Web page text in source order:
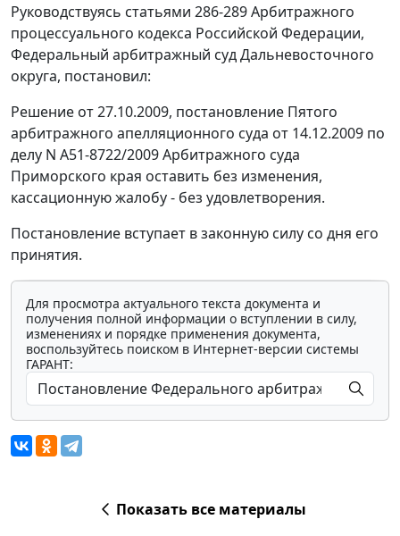
Руководствуясь статьями 286-289Арбитражного
процессуального кодекса Российской Федерации,
Федеральный арбитражный суд Дальневосточного
округа, постановил:
Решение от 27.10.2009, постановление Пятого
арбитражного апелляционного суда от 14.12.2009 по
делу N А51-8722/2009 Арбитражного суда
Приморского края оставить без изменения,
кассационную жалобу - без удовлетворения.
Постановление вступает в законную силу со дня его
принятия.
Для просмотра актуального текста документа и
получения полной информации о вступлении в силу,
изменениях и порядке применения документа,
воспользуйтесь поиском в Интернет-версии системы
ГАРАНТ:
Показать все материалы